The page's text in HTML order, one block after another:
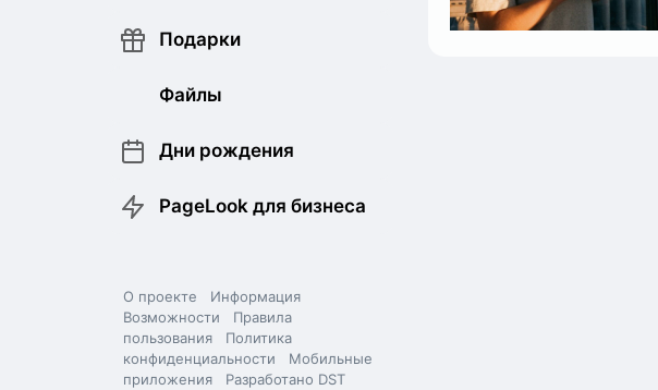
Подарки
Файлы
Дни рождения
PageLook для бизнеса
О проекте
Информация
Возможности
Правила
пользования
Политика
конфиденциальности
Мобильные
приложения
Разработано DST